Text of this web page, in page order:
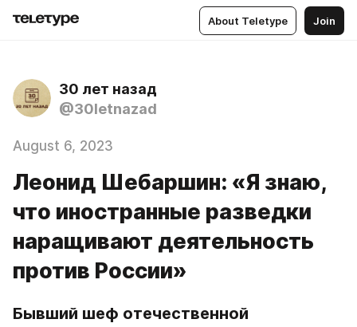
About Teletype Join
30 лет назад
@30letnazad
August 6, 2023
Леонид Шебаршин: «Я знаю,
что иностранные разведки
наращивают деятельность
против России»
Бывший шеф отечественной